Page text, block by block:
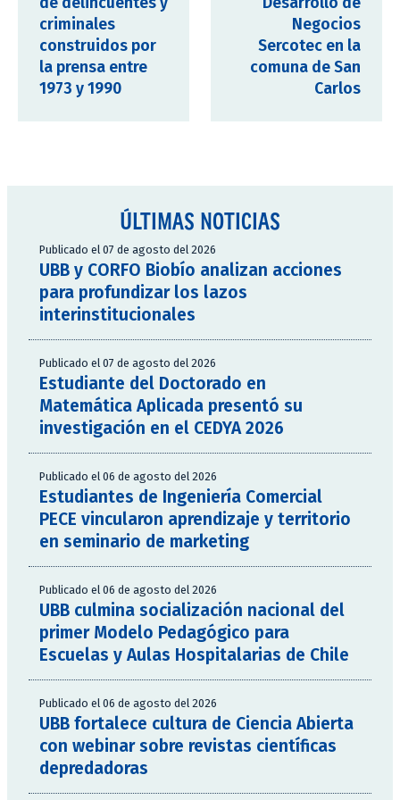
criminales
construidos por
la prensa entre
1973 y 1990
Negocios
Sercotec en la
comuna de San
Carlos
ÚLTIMAS NOTICIAS
Publicado el 07 de agosto del 2026
UBB y CORFO Biobío analizan acciones
para profundizar los lazos
interinstitucionales
Publicado el 07 de agosto del 2026
Estudiante del Doctorado en
Matemática Aplicada presentó su
investigación en el CEDYA 2026
Publicado el 06 de agosto del 2026
Estudiantes de Ingeniería Comercial
PECE vincularon aprendizaje y territorio
en seminario de marketing
Publicado el 06 de agosto del 2026
UBB culmina socialización nacional del
primer Modelo Pedagógico para
Escuelas y Aulas Hospitalarias de Chile
Publicado el 06 de agosto del 2026
UBB fortalece cultura de Ciencia Abierta
con webinar sobre revistas científicas
depredadoras